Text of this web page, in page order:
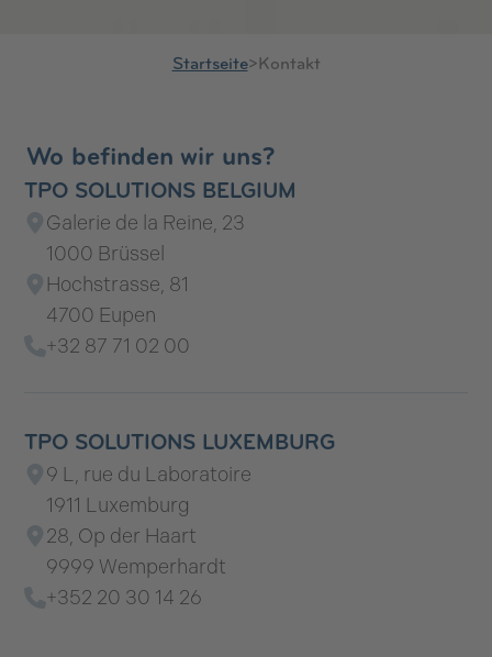
Startseite> Kontakt
Wo befinden wir uns?
TPO SOLUTIONS BELGIUM
Galerie de la Reine, 23
1000 Brüssel
Hochstrasse, 81
4700 Eupen
+32 87 71 02 00
TPO SOLUTIONS LUXEMBURG
9 L, rue du Laboratoire
1911 Luxemburg
28, Op der Haart
9999 Wemperhardt
+352 20 30 14 26